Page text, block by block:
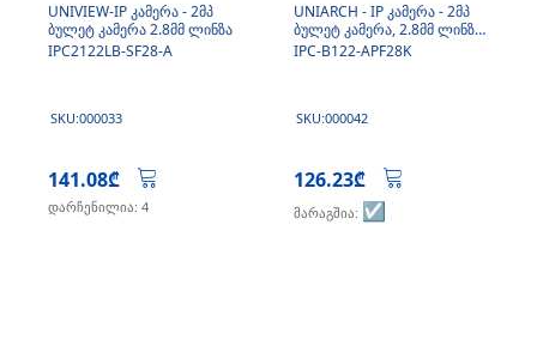
UNIVIEW-IP კამერა - 2მპ
ბულეტ კამერა 2.8მმ ლინზა
IPC2122LB-SF28-A
SKU:000033
141.08₾
დარჩენილია: 4
UNIARCH - IP კამერა - 2მპ
ბულეტ კამერა, 2.8მმ ლინზა,
Micro SD, მიკროფონით
IPC-B122-APF28K
SKU:000042
126.23₾
მარაგშია: ☑️